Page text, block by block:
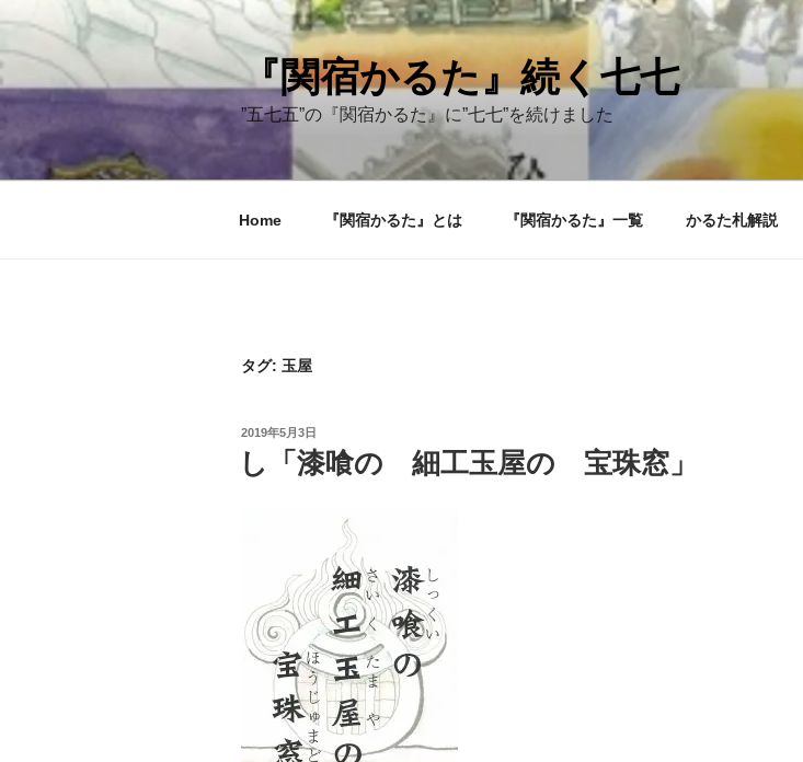
テ
ン
ス
『関宿かるた』続く七七
”五七五”の『関宿かるた』に”七七”を続けました
Home 『関宿かるた』とは 『関宿かるた』一覧 かるた札解説
タグ: 玉屋
投
稿
日:
2019年5月3日
し「漆喰の 細工玉屋の 宝珠窓」